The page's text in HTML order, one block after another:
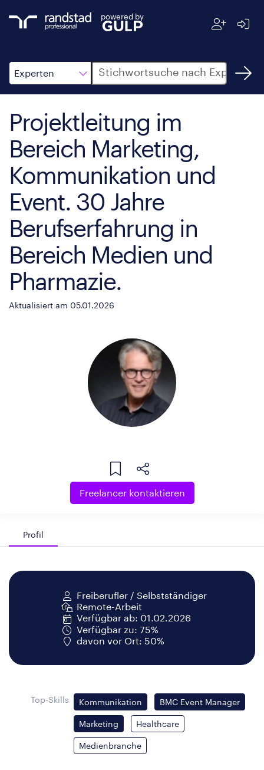
powered by
Experten
Suche
Projektleitung im
Bereich Marketing,
Kommunikation und
Event. 30 Jahre
Berufserfahrung in
Bereich Medien und
Pharmazie.
Aktualisiert am 05.01.2026
Freelancer kontaktieren
Profil
Freiberufler / Selbstständiger
Remote-Arbeit
Verfügbar ab: 01.02.2026
Verfügbar zu: 75%
davon vor Ort: 50%
Top-Skills Kommunikation BMC Event Manager
Marketing Healthcare
Medienbranche